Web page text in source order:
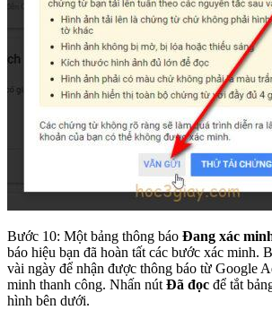
Bước 10: Một bảng thông báo Đang xác
báo hiệu bạn đã hoàn tất các bước xác minh.
vài ngày để nhận được thông báo từ Google
minh thanh công. Nhấn nútĐã đọc để tắt
hình bên dưới.